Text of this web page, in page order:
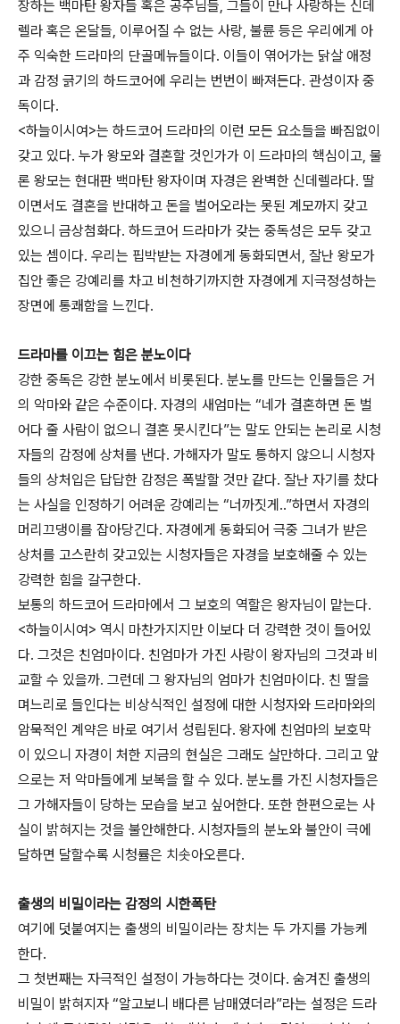
장하는 백마탄 왕자들 혹은 공주님들, 그들이 만나 사랑하는 신데
렐라 혹은 온달들, 이루어질 수 없는 사랑, 불륜 등은 우리에게 아
주 익숙한 드라마의 단골메뉴들이다. 이들이 엮어가는 닭살 애정
과 감정 긁기의 하드코어에 우리는 번번이 빠져든다. 관성이자 중
독이다.
<하늘이시여>는 하드코어 드라마의 이런 모든 요소들을 빠짐없이
갖고 있다. 누가 왕모와 결혼할 것인가가 이 드라마의 핵심이고, 물
론 왕모는 현대판 백마탄 왕자이며 자경은 완벽한 신데렐라다. 딸
이면서도 결혼을 반대하고 돈을 벌어오라는 못된 계모까지 갖고
있으니 금상첨화다. 하드코어 드라마가 갖는 중독성은 모두 갖고
있는 셈이다. 우리는 핍박받는 자경에게 동화되면서, 잘난 왕모가
집안 좋은 강예리를 차고 비천하기까지한 자경에게 지극정성하는
장면에 통쾌함을 느낀다.
드라마를 이끄는 힘은 분노이다
강한 중독은 강한 분노에서 비롯된다. 분노를 만드는 인물들은 거
의 악마와 같은 수준이다. 자경의 새엄마는 “네가 결혼하면 돈 벌
어다 줄 사람이 없으니 결혼 못시킨다”는 말도 안되는 논리로 시청
자들의 감정에 상처를 낸다. 가해자가 말도 통하지 않으니 시청자
들의 상처입은 답답한 감정은 폭발할 것만 같다. 잘난 자기를 찼다
는 사실을 인정하기 어려운 강예리는 “너까짓게..”하면서 자경의
머리끄댕이를 잡아당긴다. 자경에게 동화되어 극중 그녀가 받은
상처를 고스란히 갖고있는 시청자들은 자경을 보호해줄 수 있는
강력한 힘을 갈구한다.
보통의 하드코어 드라마에서 그 보호의 역할은 왕자님이 맡는다.
<하늘이시여> 역시 마찬가지지만 이보다 더 강력한 것이 들어있
다. 그것은 친엄마이다. 친엄마가 가진 사랑이 왕자님의 그것과 비
교할 수 있을까. 그런데 그 왕자님의 엄마가 친엄마이다. 친 딸을
며느리로 들인다는 비상식적인 설정에 대한 시청자와 드라마와의
암묵적인 계약은 바로 여기서 성립된다. 왕자에 친엄마의 보호막
이 있으니 자경이 처한 지금의 현실은 그래도 살만하다. 그리고 앞
으로는 저 악마들에게 보복을 할 수 있다. 분노를 가진 시청자들은
그 가해자들이 당하는 모습을 보고 싶어한다. 또한 한편으로는 사
실이 밝혀지는 것을 불안해한다. 시청자들의 분노와 불안이 극에
달하면 달할수록 시청률은 치솟아오른다.
출생의 비밀이라는 감정의 시한폭탄
여기에 덧붙여지는 출생의 비밀이라는 장치는 두 가지를 가능케
한다.
그 첫번째는 자극적인 설정이 가능하다는 것이다. 숨겨진 출생의
비밀이 밝혀지자 “알고보니 배다른 남매였더라”라는 설정은 드라